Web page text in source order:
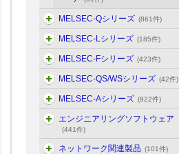
MELSEC-Qシリーズ (861件)
MELSEC-Lシリーズ (185件)
MELSEC-Fシリーズ (423件)
MELSEC-QS/WSシリーズ (42件)
MELSEC-Aシリーズ (922件)
エンジニアリングソフトウェア
(441件)
ネットワーク関連製品 (101件)